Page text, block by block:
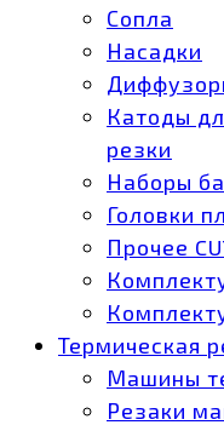
Сопла
Насадки
Катоды
резки
Наборы
Головки
Прочее
Термическая
Машины
Резаки